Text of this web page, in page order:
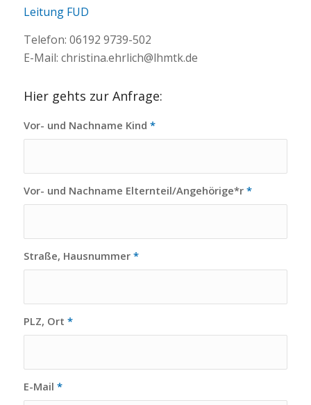
Leitung FUD
Telefon: 06192 9739-502
E-Mail: christina.ehrlich@lhmtk.de
Hier gehts zur Anfrage:
Vor- und Nachname Kind *
Vor- und Nachname Elternteil/Angehörige*r *
Straße, Hausnummer *
PLZ, Ort *
E-Mail *